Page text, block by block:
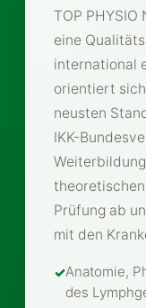
TOP
eine
international
orientiert
neusten
IKK-
Prüfung ab
mit den
Anatomie,
des